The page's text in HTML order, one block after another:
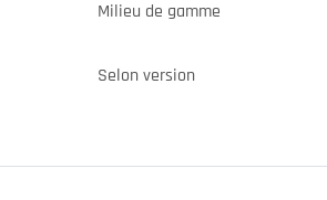
Milieu de gamme
Selon version